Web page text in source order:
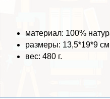
материал: 100%
размеры: 13,5*19*9
вес: 480 г.